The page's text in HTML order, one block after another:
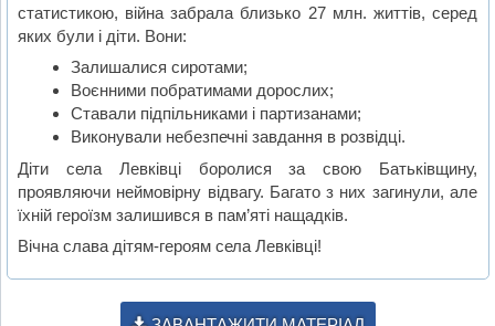
статистикою, війна забрала близько 27 млн. життів, серед
яких були і діти. Вони:
Залишалися сиротами;
Воєнними побратимами дорослих;
Ставали підпільниками і партизанами;
Виконували небезпечні завдання в розвідці.
Діти села Левківці боролися за свою Батьківщину,
проявляючи неймовірну відвагу. Багато з них загинули, але
їхній героїзм залишився в пам’яті нащадків.
Вічна слава дітям-героям села Левківці!